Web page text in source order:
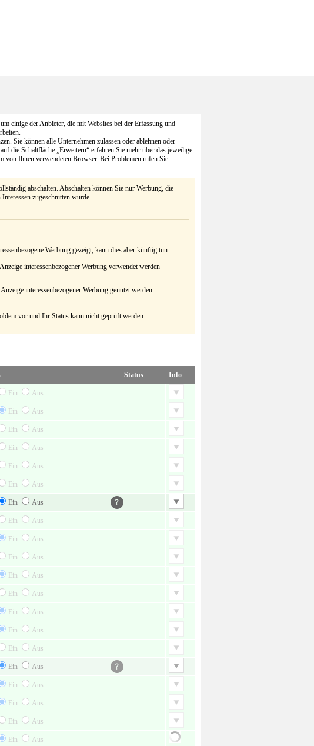
einige der Anbieter, die mit Websites bei der Erfassung und
Sie können alle Unternehmen zulassen oder ablehnen oder
die Schaltfläche „Erweitern“ erfahren Sie mehr über das jeweilige
von Ihnen verwendeten Browser. Bei Problemen rufen Sie
abschalten. Abschalten können Sie nur Werbung, die
zugeschnitten wurde.
Werbung gezeigt, kann dies aber künftig tun.
interessenbezogener Werbung verwendet werden
interessenbezogener Werbung genutzt werden
vor und Ihr Status kann nicht geprüft werden.